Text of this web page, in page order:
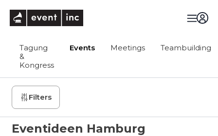
Tagung
&
Kongress
Events Meetings Teambuilding
Filters
Eventideen Hamburg